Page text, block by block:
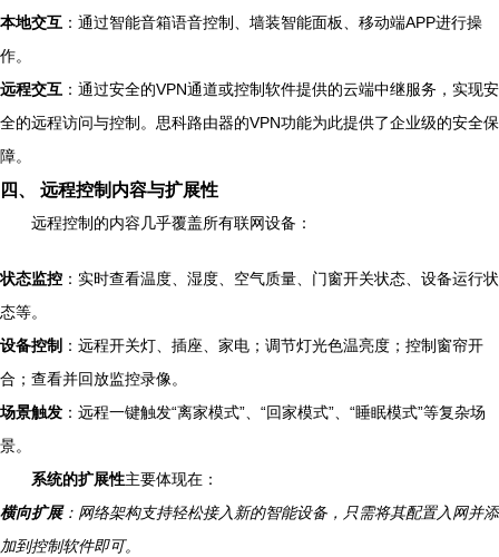
本地交互 ：通过智能音箱语音控制、墙装智能面板、移动端APP进行操
作。
远程交互 ：通过安全的VPN通道或控制软件提供的云端中继服务，实现安
全的远程访问与控制。思科路由器的VPN功能为此提供了企业级的安全保
障。
四、 远程控制内容与扩展性
远程控制的内容几乎覆盖所有联网设备：
状态监控 ：实时查看温度、湿度、空气质量、门窗开关状态、设备运行状
态等。
设备控制 ：远程开关灯、插座、家电；调节灯光色温亮度；控制窗帘开
合；查看并回放监控录像。
场景触发 ：远程一键触发“离家模式”、“回家模式”、“睡眠模式”等复杂场
景。
系统的扩展性主要体现在：
横向扩展：网络架构支持轻松接入新的智能设备，只需将其配置入网并添
加到控制软件即可。